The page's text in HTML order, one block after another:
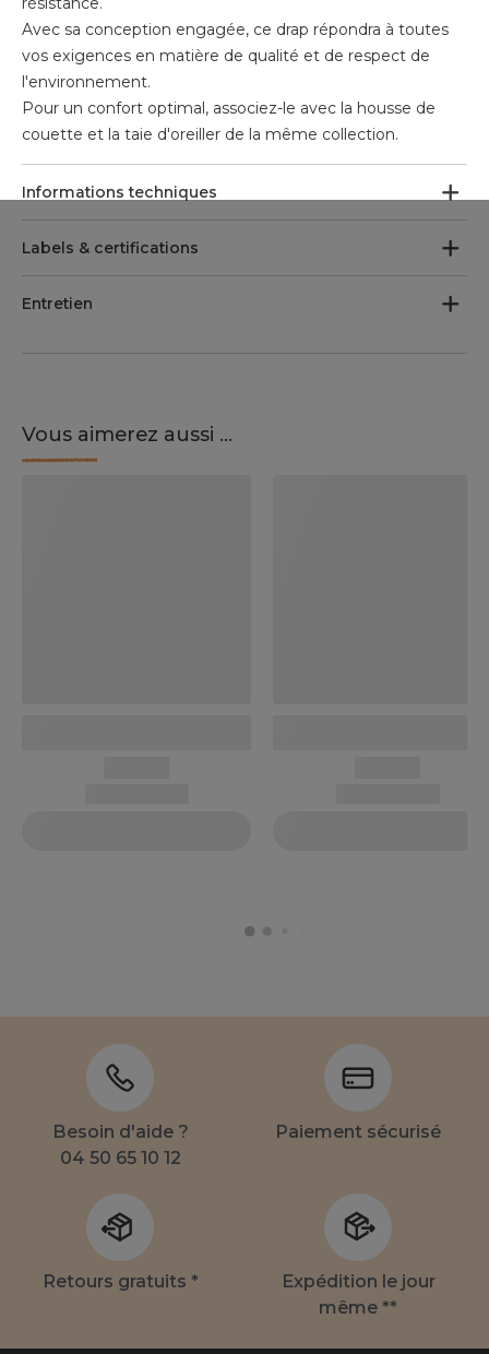
Avec sa conception engagée, ce drap répondra à toutes
vos exigences en matière de qualité et de respect de
l'environnement.
Pour un confort optimal, associez-le avec la housse de
couette et la taie d'oreiller de la même collection.
Informations techniques
Labels & certifications
Entretien
Vous aimerez aussi ...
Besoin d'aide ?
04 50 65 10 12
Paiement sécurisé
Retours gratuits *
Expédition le jour
même **